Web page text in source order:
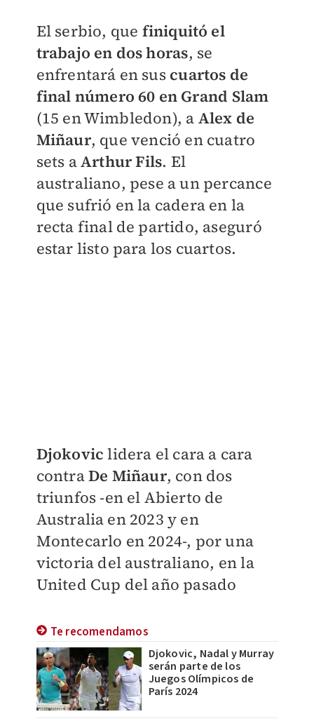
El serbio, que finiquitó el
trabajo en dos horas, se
enfrentará en sus cuartos de
final número 60 en Grand Slam
(15 en Wimbledon), a Alex de
Miñaur, que venció en cuatro
sets aArthur Fils. El
australiano, pese a un percance
que sufrió en la cadera en la
recta final de partido, aseguró
estar listo para los cuartos.
Djokovic lidera el cara a cara
contraDe Miñaur, con dos
triunfos -en el Abierto de
Australia en 2023 y en
Montecarlo en 2024-, por una
victoria del australiano, en la
United Cup del año pasado
Te recomendamos
Djokovic, Nadal y Murray
serán parte de los
Juegos Olímpicos de
París 2024